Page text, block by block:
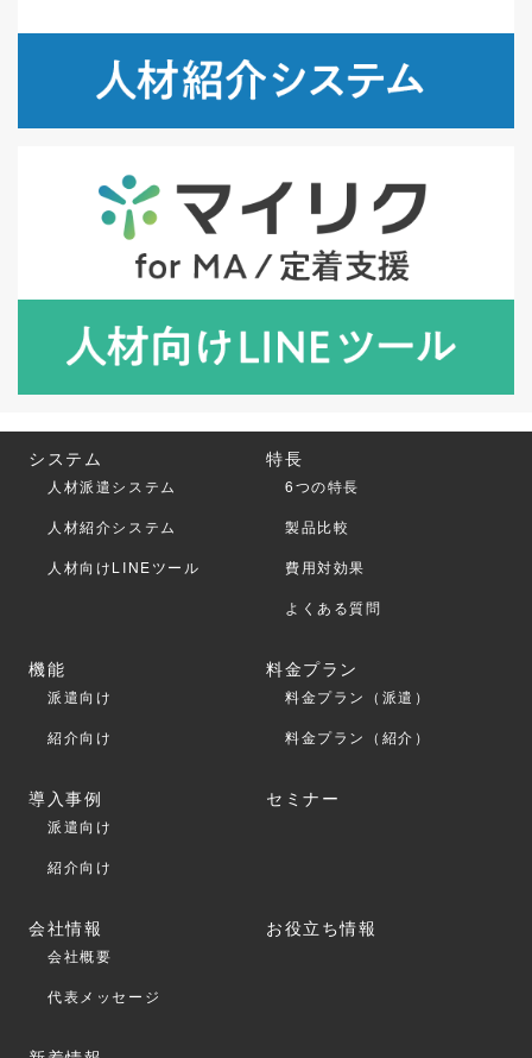
システム
人材派遣システム
人材紹介システム
人材向けLINEツール
特長
6つの特長
製品比較
費用対効果
よくある質問
機能
派遣向け
紹介向け
料金プラン
料金プラン（派遣）
料金プラン（紹介）
導入事例
派遣向け
紹介向け
セミナー
会社情報
会社概要
代表メッセージ
お役立ち情報